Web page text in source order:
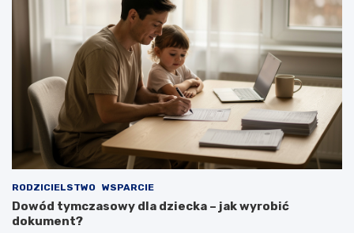
RODZICIELSTWO WSPARCIE
Dowód tymczasowy dla dziecka – jak wyrobić
dokument?